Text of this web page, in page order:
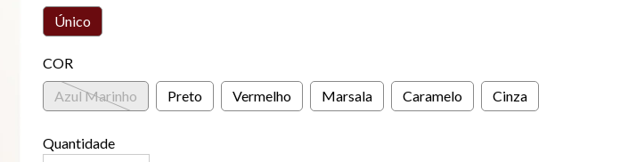
Único
COR
Azul Marinho
Preto Vermelho Marsala Caramelo Cinza
Quantidade